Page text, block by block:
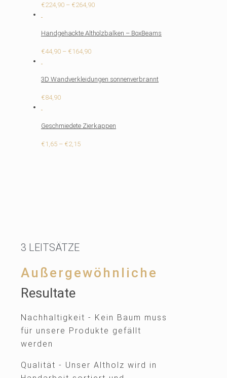
€224,90 – €264,90Preisspanne:
€264,90
Handgehackte Altholzbalken – BoxBeams
€44,90 – €164,90Preisspanne:
€164,90
3D Wandverkleidungen sonnenverbrannt
€84,90
Geschmiedete Zierkappen
€1,65 – €2,15Preisspanne:
3 LEITSÄTZE
Außergewöhnliche
Resultate
Nachhaltigkeit - Kein Baum muss
für unsere Produkte gefällt
werden
Qualität - Unser Altholz wird in